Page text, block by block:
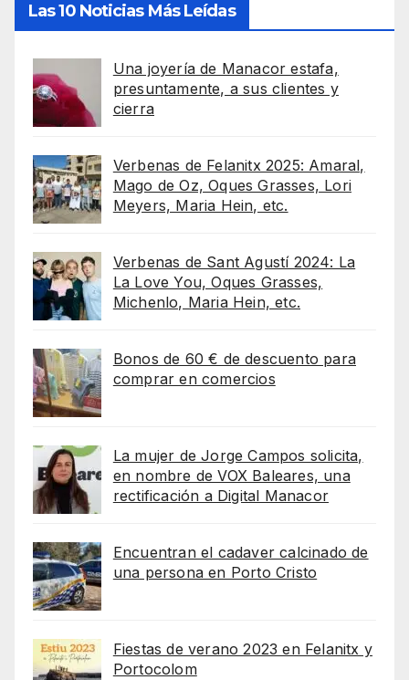
Las 10 Noticias Más Leídas
Una joyería de Manacor estafa,
presuntamente, a sus clientes y
cierra
Verbenas de Felanitx 2025: Amaral,
Mago de Oz, Oques Grasses, Lori
Meyers, Maria Hein, etc.
Verbenas de Sant Agustí 2024: La
La Love You, Oques Grasses,
Michenlo, Maria Hein, etc.
Bonos de 60 € de descuento para
comprar en comercios
La mujer de Jorge Campos solicita,
en nombre de VOX Baleares, una
rectificación a Digital Manacor
Encuentran el cadaver calcinado de
una persona en Porto Cristo
Fiestas de verano 2023 en Felanitx y
Portocolom